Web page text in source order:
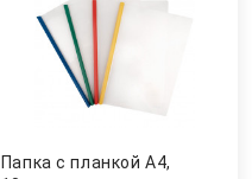
Папка с планкой А4,